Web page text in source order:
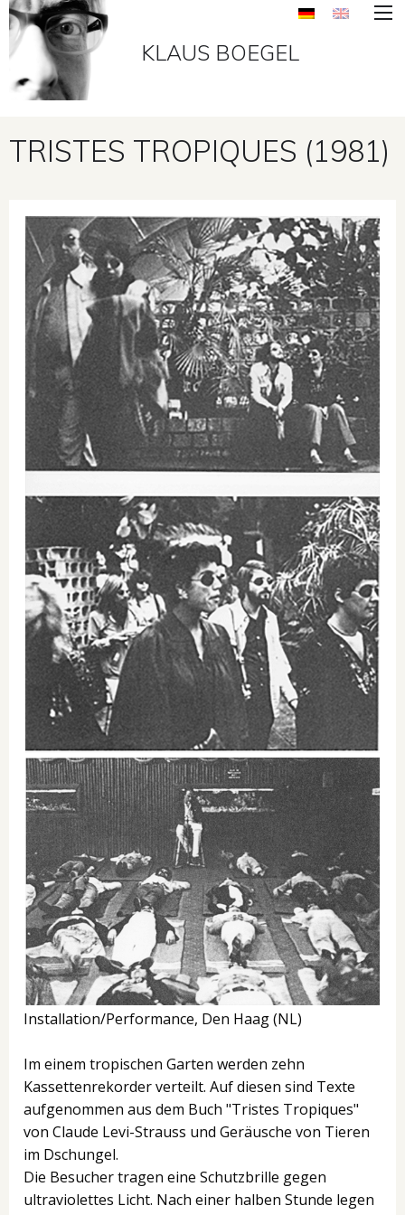
KLAUS BOEGEL
TRISTES TROPIQUES (1981)
Installation/Performance, Den Haag (NL)
Im einem tropischen Garten werden zehn
Kassettenrekorder verteilt. Auf diesen sind Texte
aufgenommen aus dem Buch "Tristes Tropiques"
von Claude Levi-Strauss und Geräusche von Tieren
im Dschungel.
Die Besucher tragen eine Schutzbrille gegen
ultraviolettes Licht. Nach einer halben Stunde legen